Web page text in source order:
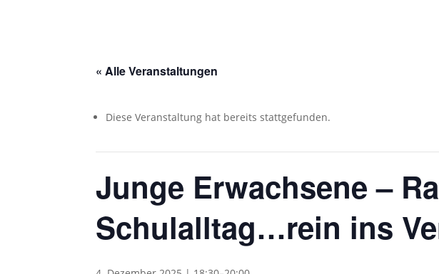
« Alle Veranstaltungen
Diese Veranstaltung hat bereits stattgefunden.
Junge Erwachsene –
Schulalltag…rein ins